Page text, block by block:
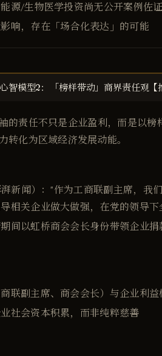
源/生物医学投资尚无公开案例佐证
响，存在「场合化表达」的可能
心智模型2：「榜样带动」商界责任观【
的责任不只是企业盈利，而是以
转化为区域经济发展动能。
新闻）："作为工商联副主席，我
相关企业做大做强，在党的领导
间以虹桥商会会长身份带领企业
联副主席、商会会长）与企业利
社会资本积累，而非纯粹慈善